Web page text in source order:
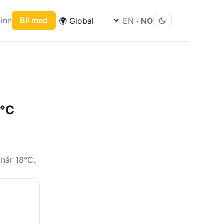
Bli med EN · NO
18°C.